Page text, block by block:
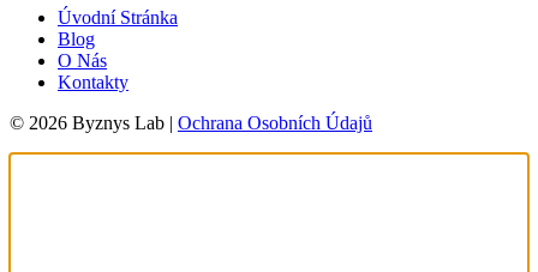
Úvodní Stránka
Blog
O Nás
Kontakty
© 2026 Byznys Lab | Ochrana Osobních Údajů